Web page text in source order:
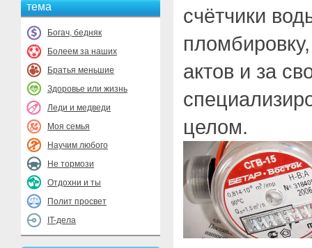
тема
Богач, бедняк
Болеем за наших
Братья меньшие
Здоровье или жизнь
Леди и медведи
Моя семья
Научим любого
Не тормози
Отдохни и ты
Полит просвет
IT-дела
счётчики
актов и за
целом.